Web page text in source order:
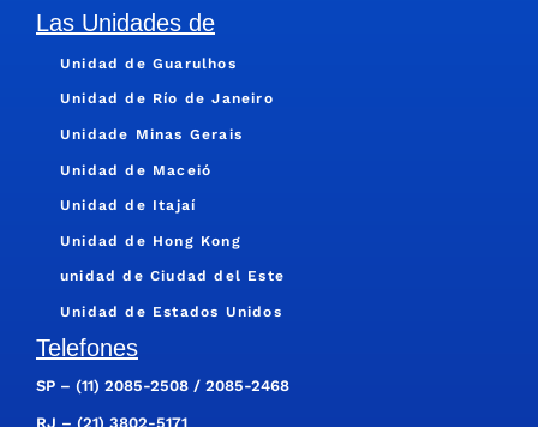
Las Unidades de
Unidad de Guarulhos
Unidad de Río de Janeiro
Unidade Minas Gerais
Unidad de Maceió
Unidad de Itajaí
Unidad de Hong Kong
unidad de Ciudad del Este
Unidad de Estados Unidos
Telefones
SP – (11) 2085-2508 / 2085-2468
RJ – (21) 3802-5171